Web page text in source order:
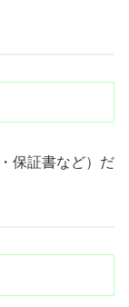
保証書など）だ